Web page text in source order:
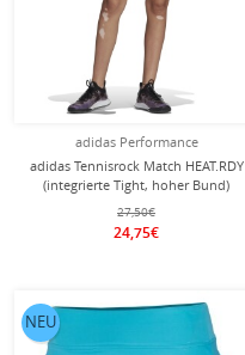
adidas Performance
adidas Tennisrock Match HEAT.RDY
(integrierte Tight, hoher Bund)
schwarz Damen
27,50€
24,75€
NEU